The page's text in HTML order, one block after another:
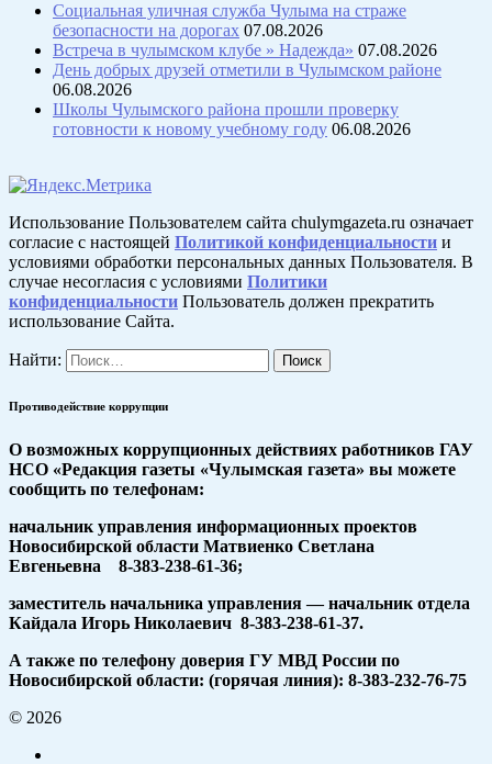
Социальная уличная служба Чулыма на страже
безопасности на дорогах 07.08.2026
Встреча в чулымском клубе » Надежда» 07.08.2026
День добрых друзей отметили в Чулымском районе
06.08.2026
Школы Чулымского района прошли проверку
готовности к новому учебному году 06.08.2026
Использование Пользователем сайта chulymgazeta.ru означает
согласие с настоящей Политикой конфиденциальности и
условиями обработки персональных данных Пользователя. В
случае несогласия с условиями Политики
конфиденциальности Пользователь должен прекратить
использование Сайта.
Найти:
Противодействие коррупции
О возможных коррупционных действиях работников ГАУ
НСО «Редакция газеты «Чулымская газета» вы можете
сообщить по телефонам:
начальник управления информационных проектов
Новосибирской области Матвиенко Светлана
Евгеньевна 8-383-238-61-36;
заместитель начальника управления — начальник отдела
Кайдала Игорь Николаевич 8-383-238-61-37.
А также по телефону доверия ГУ МВД России по
Новосибирской области: (горячая линия): 8-383-232-76-75
© 2026